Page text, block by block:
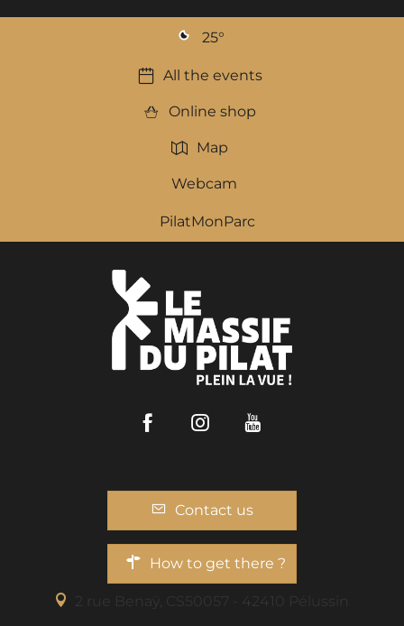
25°
All the events
Online shop
Map
Webcam
PilatMonParc
FacebookInstagram
Contact us
How to get there ?